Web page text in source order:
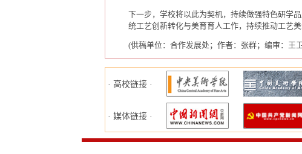
下一步，学校将以此为契机，持续做强特色研学
统工艺创新转化与美育育人工作，持续推动工艺
(供稿单位：合作发展处；作者：张群；编审：王
· 高校链接 ·
· 媒体链接 ·